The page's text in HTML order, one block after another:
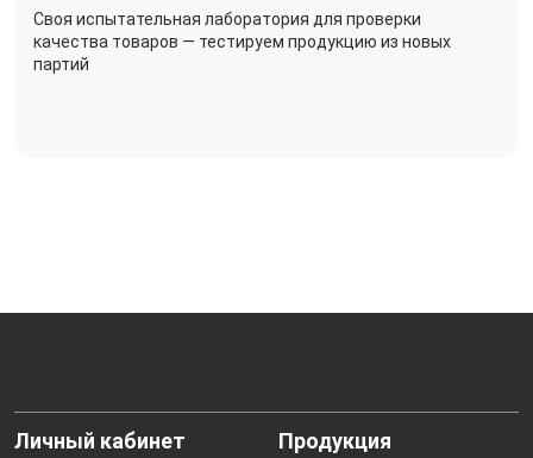
Своя испытательная лаборатория для проверки
качества товаров — тестируем продукцию из новых
партий
Личный кабинет Продукция